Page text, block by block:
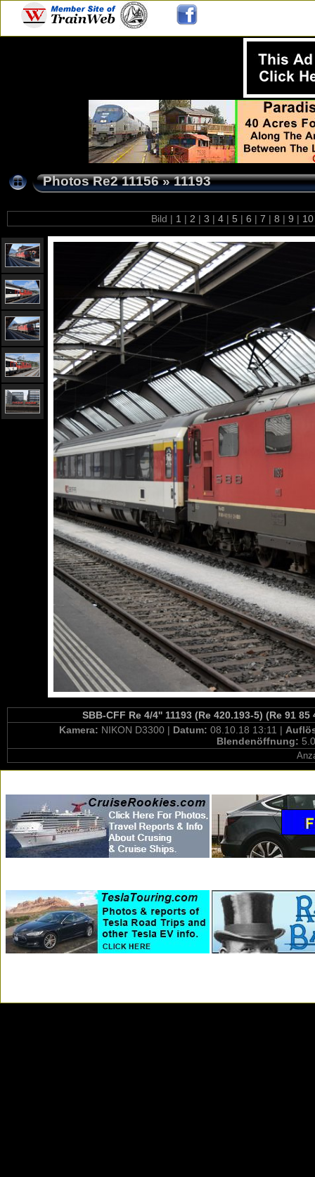
Photos Re2 11156»11193
Bild | 1 | 2 | 3 | 4 | 5 | 6 | 7 | 8 | 9 |
SBB-CFF Re 4/4'' 11193 (Re 420.193-5) (Re 91
Kamera: NIKON D3300 | Datum: 08.10.18 13:11 |
Blendenöffnung: